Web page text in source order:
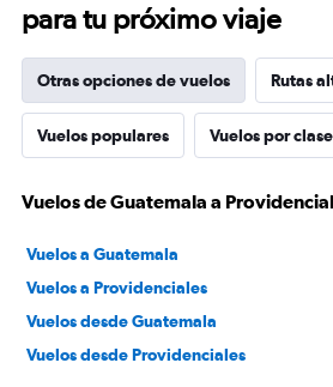
para tu próximo viaje
Otras opciones de vuelos Rutas
Vuelos populares Vuelos por clase
Vuelos de Guatemala a
Vuelos a Guatemala
Vuelos a Providenciales
Vuelos desde Guatemala
Vuelos desde Providenciales